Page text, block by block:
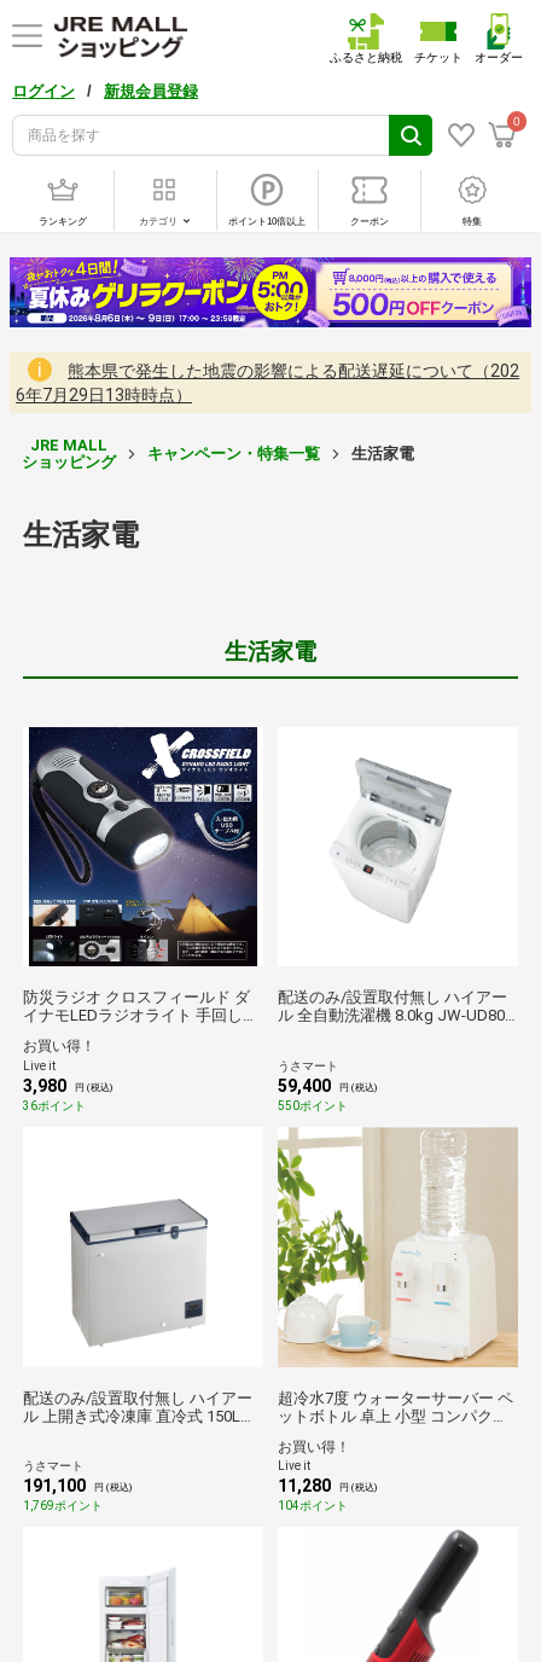
ログイン / 新規会員登録
0
ふるさと納税 チケット オーダー
ランキング カテゴリ ポイント10倍以上 クーポン 特集
熊本県で発生した地震の影響による配送遅延について（202
6年7月29日13時時点）
JRE MALL
ショッピング
キャンペーン・特集一覧 生活家電
生活家電
生活家電
防災ラジオ クロスフィールド ダ
イナモLEDラジオライト 手回しラ
スマートフォン充電 ワイドFM対
応 ラジオ 懐中電灯 LEDライト 防
災グッズ 非常用ライト
お買い得！
Live it
3,980 円 (税込)
36ポイント
配送のみ/設置取付無し ハイアー
ル 全自動洗濯機 8.0kg JW-UD80A
うさマート
59,400 円 (税込)
550ポイント
配送のみ/設置取付無し ハイアー
ル 上開き式冷凍庫 直冷式 150L
マート
うさマート
191,100 円 (税込)
1,769ポイント
超冷水7度 ウォーターサーバー ペ
ットボトル 卓上 小型 コンパクト
サーバー AQUACUBE2 アクアキュ
ーブ2 送料無料
お買い得！
Live it
11,280 円 (税込)
104ポイント